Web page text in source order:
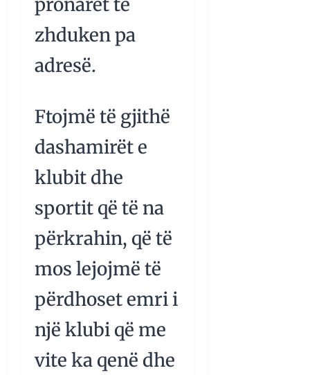
zhduken pa
adresë.
Ftojmë të gjithë
dashamirët e
klubit dhe
sportit që të na
përkrahin, që të
mos lejojmë të
përdhoset emri i
një klubi që me
vite ka qenë dhe